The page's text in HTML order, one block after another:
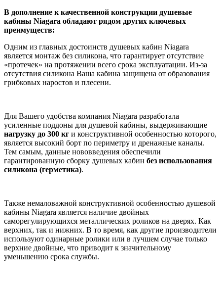
В дополнение к качественной конструкции душевые
кабины Niagara обладают рядом других ключевых
преимуществ:
Одним из главных достоинств душевых кабин Niagara
является монтаж без силикона, что гарантирует отсутствие
«протечек» на протяжении всего срока эксплуатации. Из-за
отсутствия силикона Ваша кабина защищена от образования
грибковых наростов и плесени.
Для Вашего удобства компания Niagara разработала
усиленные поддоны для душевой кабины, выдерживающие
нагрузку до 300 кг и конструктивной особенностью которого,
является высокий борт по периметру и дренажные каналы.
Тем самым, данные нововведения обеспечили
гарантированную сборку душевых кабин без использования
силикона (герметика).
Также немаловажной конструктивной особенностью душевой
кабины Niagara является наличие двойных
саморегулирующихся металлических роликов на дверях. Как
верхних, так и нижних. В то время, как другие производители
используют одинарные ролики или в лучшем случае только
верхние двойные, что приводит к значительному
уменьшению срока службы.